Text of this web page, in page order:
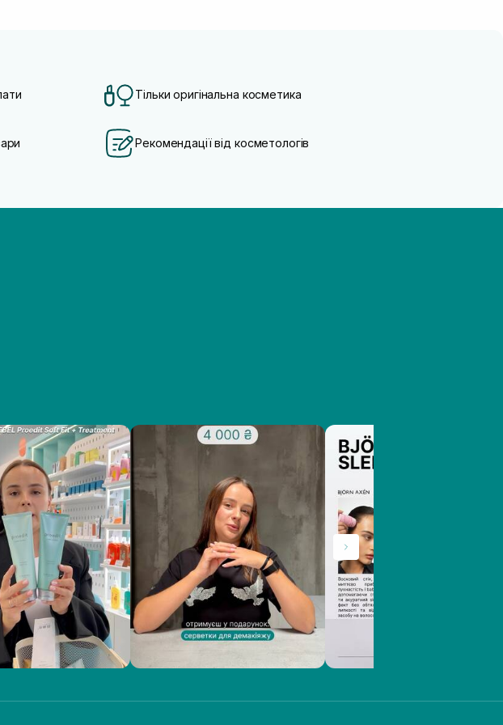
Тільки оригінальна косметика
Рекомендації від косметологів